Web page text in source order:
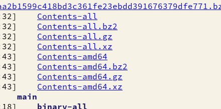
Contents-all
Contents-all.bz2
Contents-all.gz
Contents-all.xz
Contents-amd64
Contents-amd64.bz2
Contents-amd64.gz
Contents-amd64.xz
main
binary-all